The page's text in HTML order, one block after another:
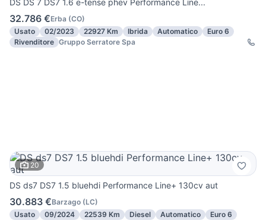
DS DS 7 DS7 1.6 e-tense phev Performance Line...
32.786 €Erba (CO)
Usato
02/2023 22927 Km Ibrida Automatico
Euro 6
Rivenditore Gruppo Serratore Spa
20
DS ds7 DS7 1.5 bluehdi Performance Line+ 130cv aut
30.883 €Barzago (LC)
Usato
09/2024 22539 Km Diesel Automatico
Euro 6